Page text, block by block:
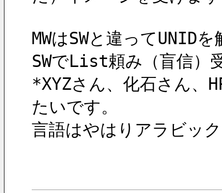
MWはSWと違ってUNID
SWでList頼み（盲信）
*XYZさん、化石さん、
たいです。
言語はやはりアラビッ